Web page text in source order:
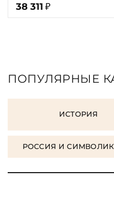
38 311 ₽
ПОПУЛЯРНЫЕ
ИСТОРИЯ
РОССИЯ И